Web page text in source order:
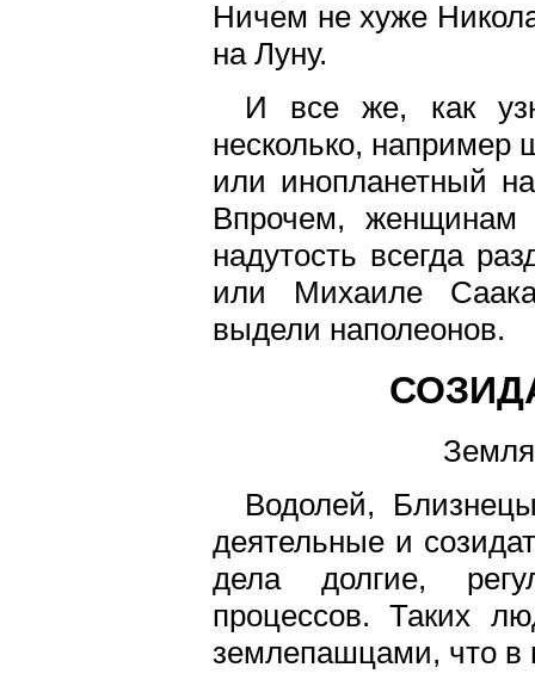
Ничем не хуже
на Луну.
И все же, как
несколько,
или инопланетный
Впрочем,
надутость всегда
или Михаиле
выдели наполеонов.
Водолей,
деятельные и
дела долгие,
процессов. Таких
землепашцами, что в